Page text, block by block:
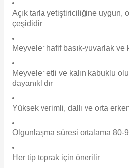
Açık tarla yetiştiriciliğine uygun,
çeşididir
Meyveler hafif basık-yuvarlak ve
Meyveler etli ve kalın kabuklu
dayanıklıdır
Yüksek verimli, dallı ve orta
Olgunlaşma süresi ortalama 80-
Her tip toprak için önerilir